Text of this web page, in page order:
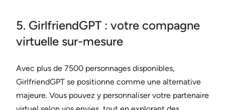
5. GirlfriendGPT : votre compagne
virtuelle sur-mesure
Avec plus de 7500 personnages disponibles,
GirlfriendGPT se positionne comme une alternative
majeure. Vous pouvez y personnaliser votre partenaire